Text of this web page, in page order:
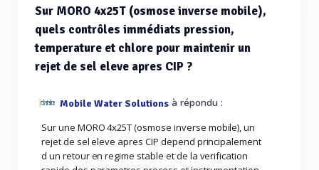
Sur MORO 4x25T (osmose inverse mobile),
quels contrôles immédiats pression,
temperature et chlore pour maintenir un
rejet de sel eleve apres CIP ?
Mobile Water Solutions à répondu :
Sur une MORO 4x25T (osmose inverse mobile), un
rejet de sel eleve apres CIP depend principalement
d un retour en regime stable et de la verification